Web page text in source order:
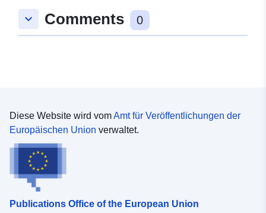
Typ: Polygon
3c9b-4e31-ba31-e8f7b0b44675
keyboard_arrow_down Comments 0
Diese Website wird vomAmt für Veröffentlichungen der
Europäischen Union verwaltet.
Publications Office of the European Union